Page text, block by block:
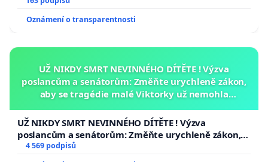
Oznámení o transparentnosti
UŽ NIKDY SMRT NEVINNÉHO DÍTĚTE ! Výzva
poslancům a senátorům: Změňte urychleně zákon,
aby se tragédie malé Viktorky už nemohla
UŽ NIKDY SMRT NEVINNÉHO DÍTĚTE ! Výzva
poslancům a senátorům: Změňte urychleně zákon,
aby se tragédie malé Viktorky už nemohla opakovat!
4 569 podpisů